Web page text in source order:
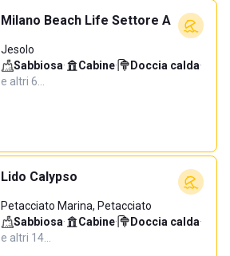
Milano Beach Life Settore A
Jesolo
Sabbiosa· Cabine· Doccia calda·
e altri 6…
Lido Calypso
Petacciato Marina, Petacciato
Sabbiosa· Cabine· Doccia calda·
e altri 14…